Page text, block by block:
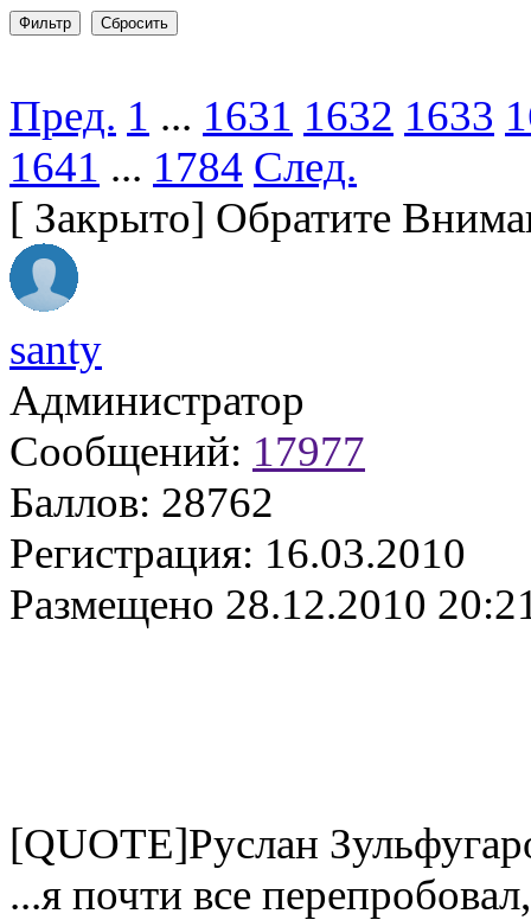
Пред. 1 ... 1631 1632 1633
1641 ... 1784 След.
[ Закрыто] Обратите
santy
Администратор
Сообщений: 17977
Баллов: 28762
Регистрация: 16.03.2010
Размещено 28.12.2010
[QUOTE]Руслан
...я почти все